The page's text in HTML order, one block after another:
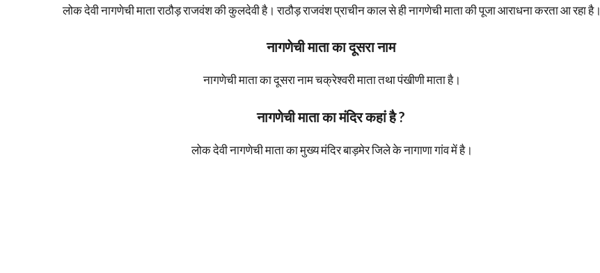
लोक देवी नागणेची माता राठौड़ राजवंश की कुलदेवी है। राठौड़ राजवंश प्राचीन काल से ही नागणेची माता की पूजा आराधना करता आ रहा है।
नागणेची माता का दूसरा नाम
नागणेची माता का दूसरा नाम चक्रेश्वरी माता तथा पंखीणी माता है।
नागणेची माता का मंदिर कहां है ?
लोक देवी नागणेची माता का मुख्य मंदिर बाड़मेर जिले के नागाणा गांव में है।